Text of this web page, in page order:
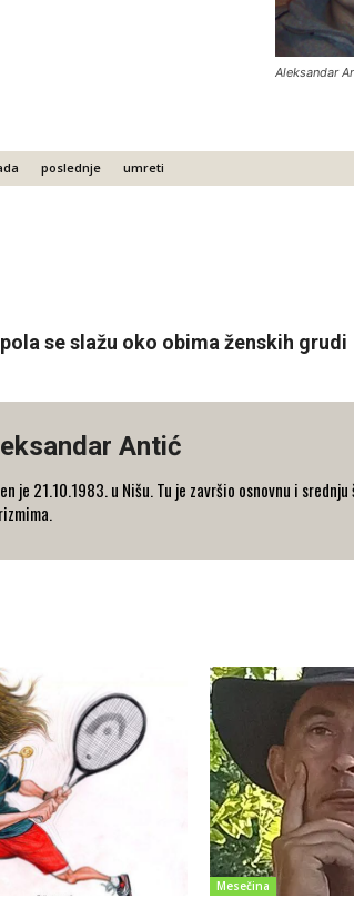
Aleksandar
poslednje umreti
se slažu oko obima ženskih grudi
Antić
je 21.10.1983. u Nišu. Tu je završio osnovnu i
Mesečina